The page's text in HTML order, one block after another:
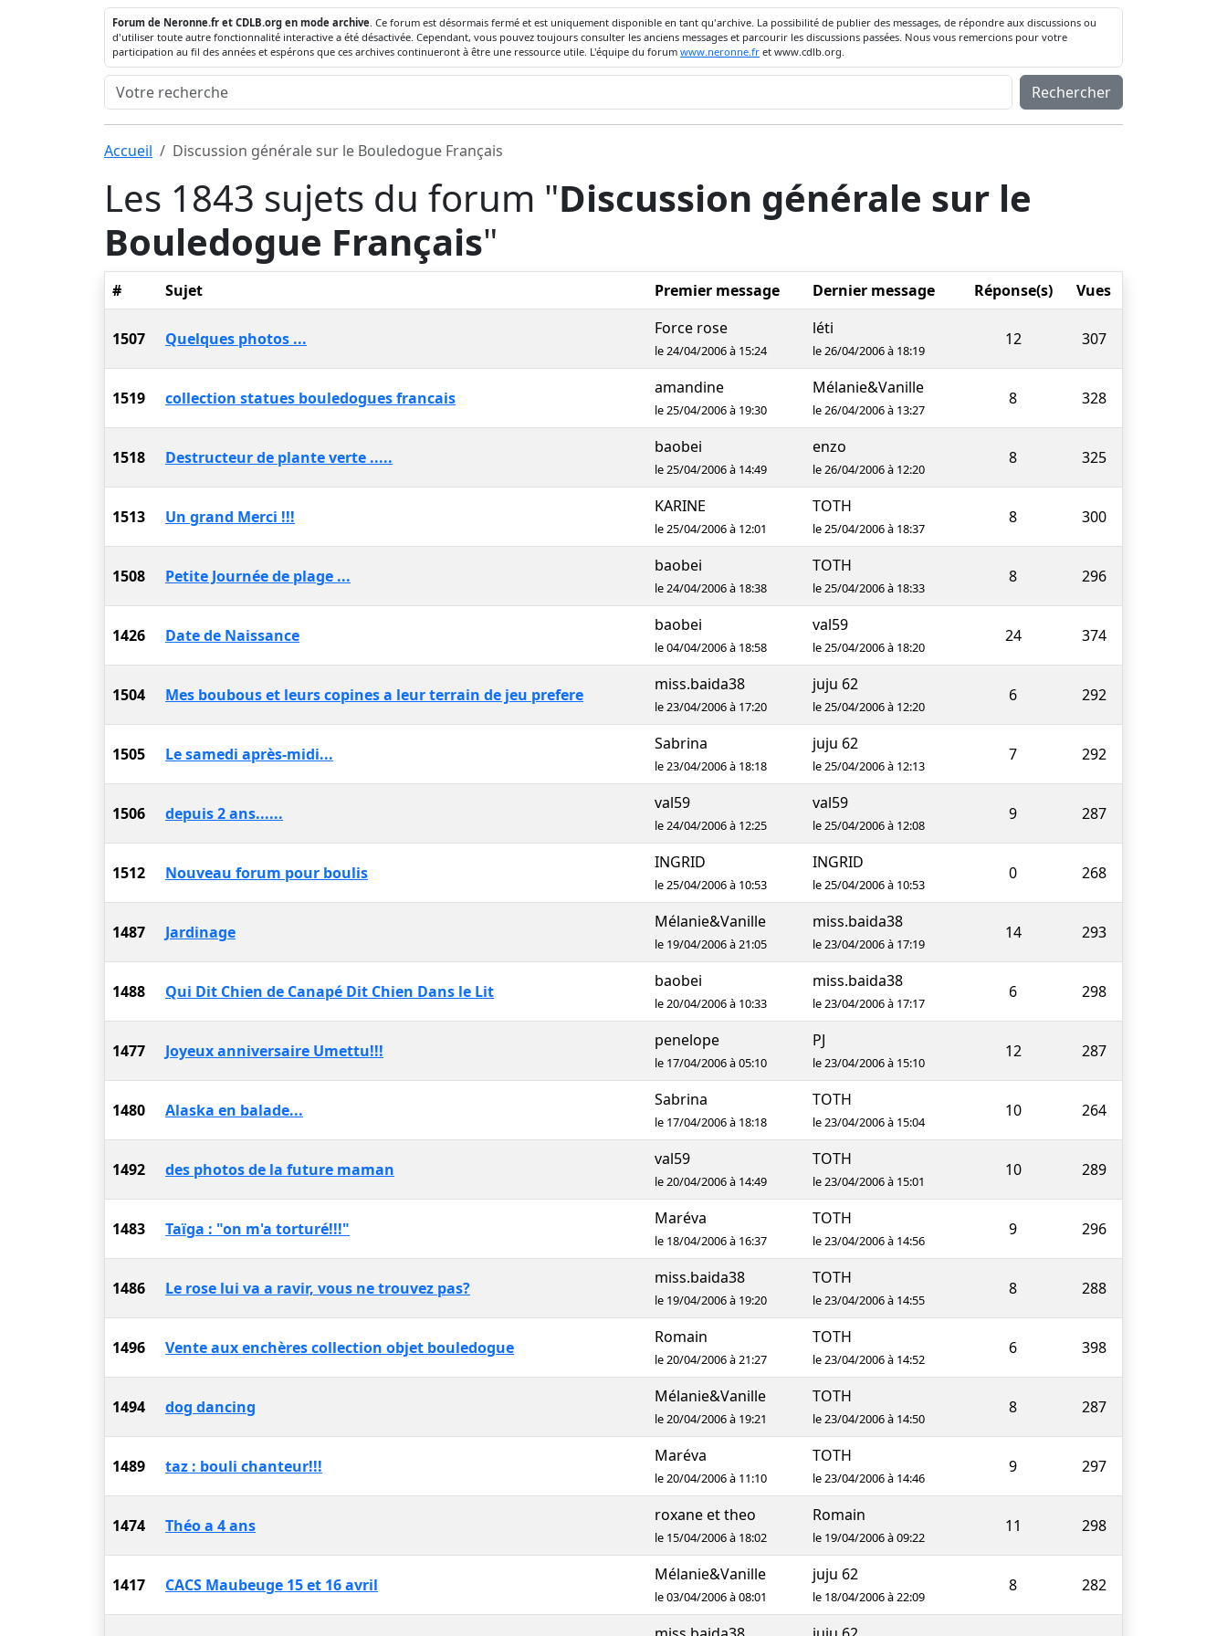
Forum de Neronne.fr et CDLB.org en mode archive. Ce forum est désormais fermé et est uniquement disponible en tant qu'archive. La possibilité de publier des messages, de répondre aux discussions ou
d'utiliser toute autre fonctionnalité interactive a été désactivée. Cependant, vous pouvez toujours consulter les anciens messages et parcourir les discussions passées. Nous vous remercions pour votre
participation au fil des années et espérons que ces archives continueront à être une ressource utile. L'équipe du forum www.neronne.fr et www.cdlb.org.
Rechercher
Accueil Discussion générale sur le Bouledogue Français
Les 1843 sujets du forum "Discussion générale sur le
Bouledogue Français"
# Sujet Premier message Dernier message Réponse(s) Vues
1507 Quelques photos ...
Force rose
le 24/04/2006 à 15:24
léti
le 26/04/2006 à 18:19
12 307
1519 collection statues bouledogues francais
amandine
le 25/04/2006 à 19:30
Mélanie&Vanille
le 26/04/2006 à 13:27
8 328
1518 Destructeur de plante verte .....
baobei
le 25/04/2006 à 14:49
enzo
le 26/04/2006 à 12:20
8 325
1513 Un grand Merci !!!
KARINE
le 25/04/2006 à 12:01
TOTH
le 25/04/2006 à 18:37
8 300
1508 Petite Journée de plage ...
baobei
le 24/04/2006 à 18:38
TOTH
le 25/04/2006 à 18:33
8 296
1426 Date de Naissance
baobei
le 04/04/2006 à 18:58
val59
le 25/04/2006 à 18:20
24 374
1504 Mes boubous et leurs copines a leur terrain de jeu prefere
miss.baida38
le 23/04/2006 à 17:20
juju 62
le 25/04/2006 à 12:20
6 292
1505 Le samedi après-midi...
Sabrina
le 23/04/2006 à 18:18
juju 62
le 25/04/2006 à 12:13
7 292
1506 depuis 2 ans......
val59
le 24/04/2006 à 12:25
val59
le 25/04/2006 à 12:08
9 287
1512 Nouveau forum pour boulis
INGRID
le 25/04/2006 à 10:53
INGRID
le 25/04/2006 à 10:53
0 268
1487 Jardinage
Mélanie&Vanille
le 19/04/2006 à 21:05
miss.baida38
le 23/04/2006 à 17:19
14 293
1488 Qui Dit Chien de Canapé Dit Chien Dans le Lit
baobei
le 20/04/2006 à 10:33
miss.baida38
le 23/04/2006 à 17:17
6 298
1477 Joyeux anniversaire Umettu!!!
penelope
le 17/04/2006 à 05:10
PJ
le 23/04/2006 à 15:10
12 287
1480 Alaska en balade...
Sabrina
le 17/04/2006 à 18:18
TOTH
le 23/04/2006 à 15:04
10 264
1492 des photos de la future maman
val59
le 20/04/2006 à 14:49
TOTH
le 23/04/2006 à 15:01
10 289
1483 Taïga : "on m'a torturé!!!"
Maréva
le 18/04/2006 à 16:37
TOTH
le 23/04/2006 à 14:56
9 296
1486 Le rose lui va a ravir, vous ne trouvez pas?
miss.baida38
le 19/04/2006 à 19:20
TOTH
le 23/04/2006 à 14:55
8 288
1496 Vente aux enchères collection objet bouledogue
Romain
le 20/04/2006 à 21:27
TOTH
le 23/04/2006 à 14:52
6 398
1494 dog dancing
Mélanie&Vanille
le 20/04/2006 à 19:21
TOTH
le 23/04/2006 à 14:50
8 287
1489 taz : bouli chanteur!!!
Maréva
le 20/04/2006 à 11:10
TOTH
le 23/04/2006 à 14:46
9 297
1474 Théo a 4 ans
roxane et theo
le 15/04/2006 à 18:02
Romain
le 19/04/2006 à 09:22
11 298
1417 CACS Maubeuge 15 et 16 avril
Mélanie&Vanille
le 03/04/2006 à 08:01
juju 62
le 18/04/2006 à 22:09
8 282